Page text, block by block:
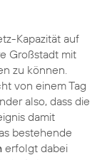
Kapazität auf
Großstadt mit
zu können.
von einem Tag
also, dass die
damit
bestehende
erfolgt dabei